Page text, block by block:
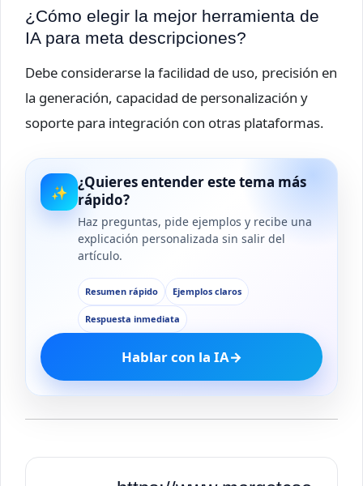
¿Cómo elegir la mejor herramienta de
IA para meta descripciones?
Debe considerarse la facilidad de uso, precisión en
la generación, capacidad de personalización y
soporte para integración con otras plataformas.
✨
¿Quieres entender este tema más
rápido?
Haz preguntas, pide ejemplos y recibe una
explicación personalizada sin salir del
artículo.
Resumen rápido Ejemplos claros
Respuesta inmediata
Hablar con la IA→